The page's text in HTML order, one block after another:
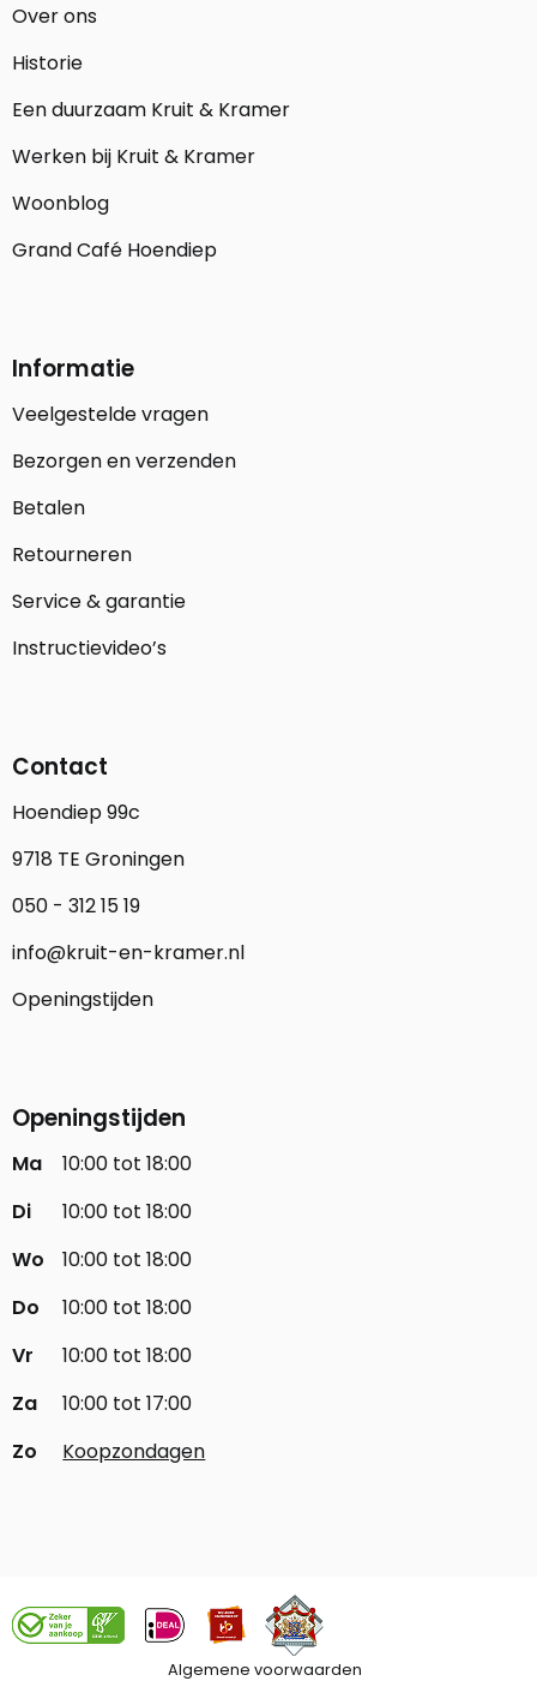
Over ons
Historie
Een duurzaam Kruit & Kramer
Werken bij Kruit & Kramer
Woonblog
Grand Café Hoendiep
Informatie
Veelgestelde vragen
Bezorgen en verzenden
Betalen
Retourneren
Service & garantie
Instructievideo’s
Contact
Hoendiep 99c
9718 TE Groningen
050 - 312 15 19
info@kruit-en-kramer.nl
Openingstijden
Openingstijden
Ma
10:00 tot 18:00
Di
10:00 tot 18:00
Wo
10:00 tot 18:00
Do
10:00 tot 18:00
Vr
10:00 tot 18:00
Za
10:00 tot 17:00
Zo
Koopzondagen
Algemene voorwaarden